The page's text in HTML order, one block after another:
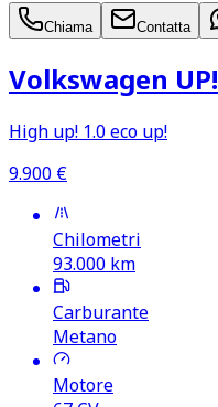
Chiama Contatta
Volkswagen UP!
High up! 1.0 eco up!
9.900 €
Chilometri
93.000 km
Carburante
Metano
Motore